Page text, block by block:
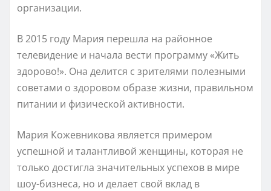
организации.
В 2015 году Мария перешла на районное
телевидение и начала вести программу «Жить
здорово!». Она делится с зрителями полезными
советами о здоровом образе жизни, правильном
питании и физической активности.
Мария Кожевникова является примером
успешной и талантливой женщины, которая не
только достигла значительных успехов в мире
шоу-бизнеса, но и делает свой вклад в